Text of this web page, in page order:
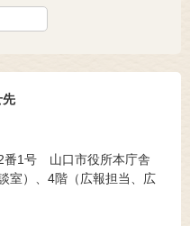
先
番1号 山口市役所本庁舎
室）、4階（広報担当、広